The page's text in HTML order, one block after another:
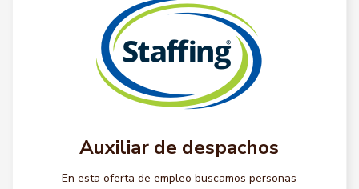
Auxiliar de despachos
En esta oferta de empleo buscamos personas